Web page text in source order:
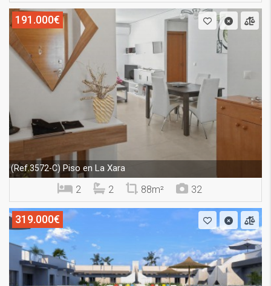
191.000€
(Ref.3572-C) Piso en La Xara
2 2 88m² 32
319.000€